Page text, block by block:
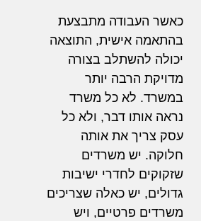
כאשר העבודה מתבצעת
בהתאמה אישית, התוצאה
יכולה להשתלב בצורה
מדויקת הרבה יותר
במשרד. לא כל משרד
נראה אותו דבר, ולא כל
עסק צריך את אותה
חלוקה. יש משרדים
שזקוקים לחדרי ישיבות
גדולים, יש כאלה שצריכים
משרדים פרטיים, ויש